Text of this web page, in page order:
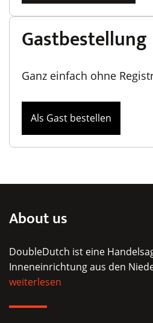
Gastbestellung
Ganz einfach ohne
Als Gast bestellen
About us
DoubleDutch ist eine
Inneneinrichtung aus den
weiterlesen